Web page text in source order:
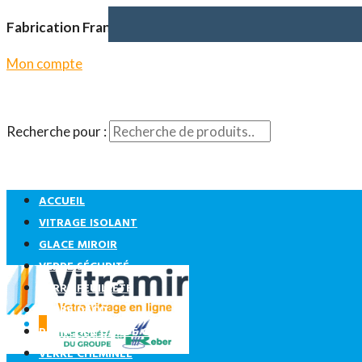
Fabrication Française
Mon compte
Recherche pour :
ACCUEIL
VITRAGE ISOLANT
GLACE MIROIR
VERRE SÉCURITÉ
VERRE FEUILLETÉ
VERRE DÉCO
PLANCHER GARDE CORPS
VERRE CHEMINÉE